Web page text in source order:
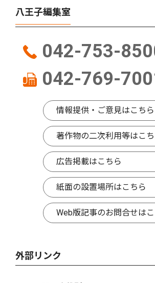
八王子編集室
042-753-
042-769-
情報提供・ご意見はこちら
著作物の二次利用等はこ
広告掲載はこちら
紙面の設置場所はこちら
Web版記事のお問合せは
外部リンク